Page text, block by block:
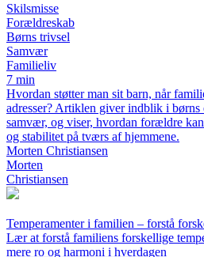
Skilsmisse
Forældreskab
Børns trivsel
Samvær
Familieliv
7 min
Hvordan støtter man sit barn, når
adresser? Artiklen giver indblik i børns
samvær, og viser, hvordan forældre
og stabilitet på tværs af hjemmene.
Morten Christiansen
Morten
Christiansen
Temperamenter i familien – forstå
Lær at forstå familiens forskellige
mere ro og harmoni i hverdagen